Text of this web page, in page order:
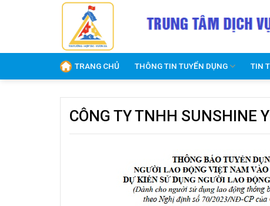
TRANG CHỦ THÔNG TIN TUYỂN DỤNG TIN
CÔNG TY TNHH SUNSHINE